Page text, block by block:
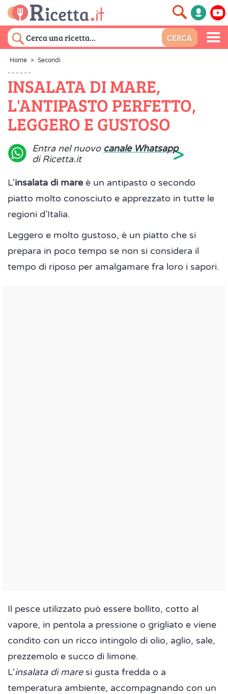
Home > Secondi
INSALATA DI MARE,
L'ANTIPASTO PERFETTO,
LEGGERO E GUSTOSO
Entra nel nuovo canale Whatsapp
di Ricetta.it
>
L'insalata di mareè un antipasto o secondo
piatto molto conosciuto e apprezzato in tutte le
regioni d’Italia.
Leggero e molto gustoso, è un piatto che si
prepara in poco tempo se non si considera il
tempo di riposo per amalgamare fra loro i sapori.
Il pesce utilizzato può essere bollito, cotto al
vapore, in pentola a pressione o grigliato e viene
condito con un ricco intingolo di olio, aglio, sale,
prezzemolo e succo di limone.
L'insalata di maresi gusta fredda o a
temperatura ambiente, accompagnando con un